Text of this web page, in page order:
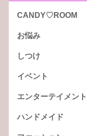
CANDY♡ROOM
お悩み
しつけ
イベント
エンターテイメント
ハンドメイド